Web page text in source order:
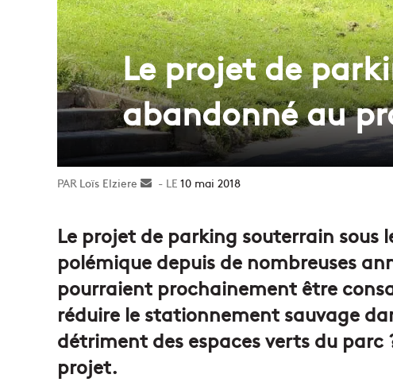
Le projet de
abandonné au
Loïs Elziere
Envoyer10 mai 2018
Le projet de parking souterrain sous
polémique depuis de nombreuses
pourraient prochainement être
réduire le stationnement sauvage
détriment des espaces verts du parc
projet.